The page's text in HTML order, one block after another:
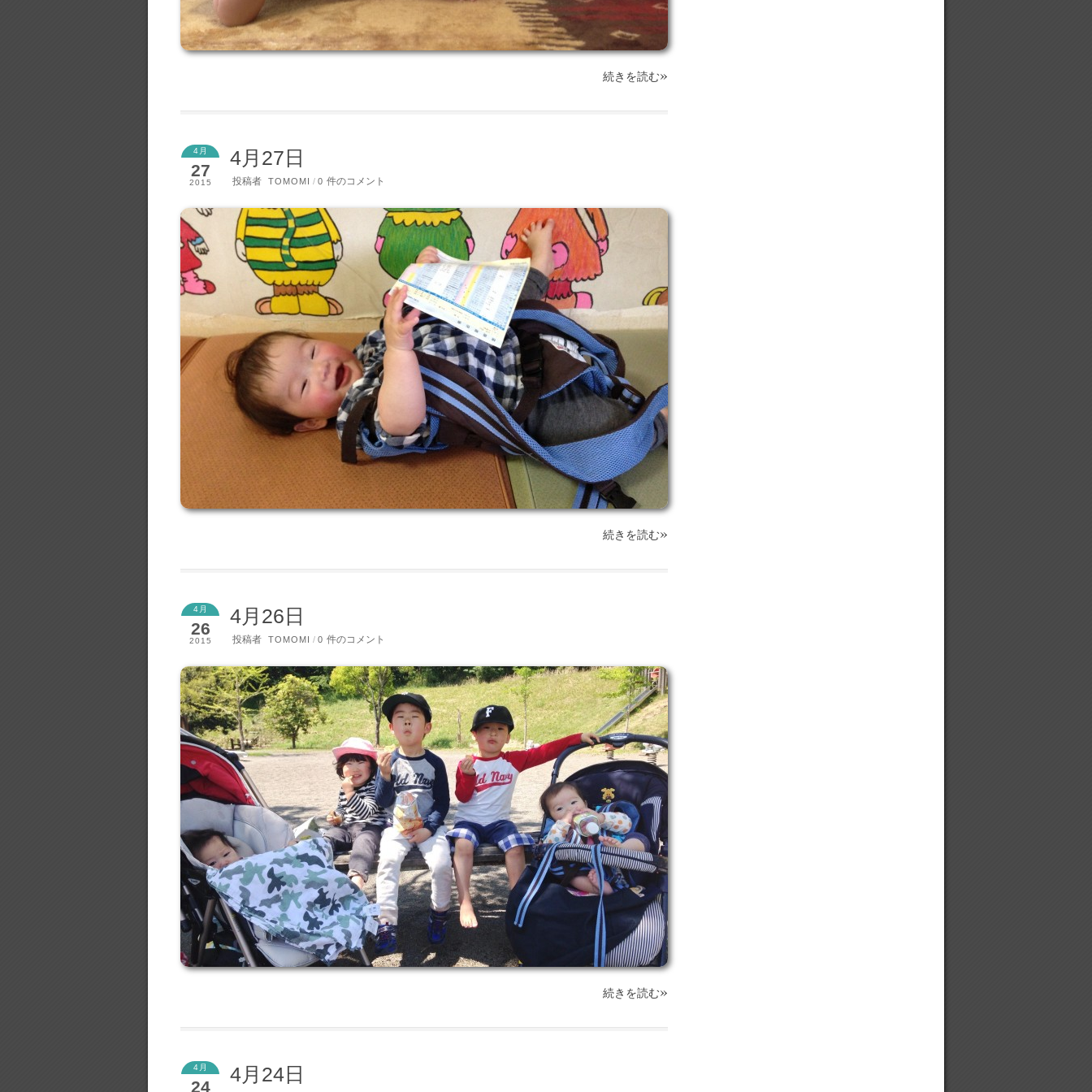
続きを読む»
4月
27
2015
4月27日
投稿者 TOMOMI / 0 件のコメント
続きを読む»
4月
26
2015
4月26日
投稿者 TOMOMI / 0 件のコメント
続きを読む»
4月
24
4月24日